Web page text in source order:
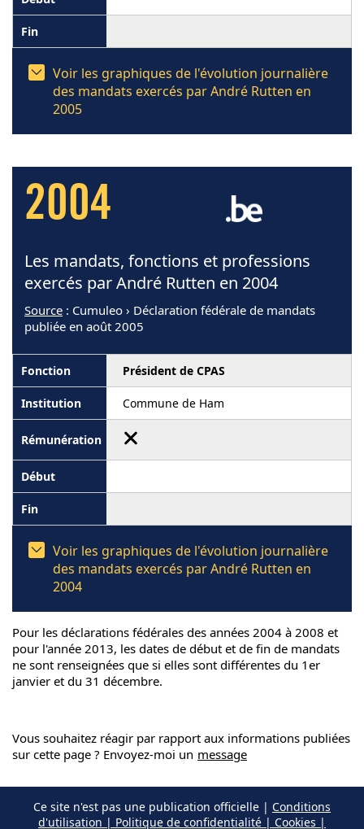
Voir les graphiques de l'évolution journalière
des mandats exercés par André Rutten en
2005
2004
Les mandats, fonctions et professions
exercés par André Rutten en 2004
Source : Cumuleo › Déclaration fédérale de mandats
publiée en août 2005
Président de CPAS
Commune de Ham
Voir les graphiques de l'évolution journalière
des mandats exercés par André Rutten en
2004
Pour les déclarations fédérales des années 2004 à 2008 et
pour l'année 2013, les dates de début et de fin de mandats
ne sont renseignées que si elles sont différentes du 1er
janvier et du 31 décembre.
Vous souhaitez réagir par rapport aux informations publiées
sur cette page ? Envoyez-moi un message
Ce site n'est pas une publication officielle | Conditions
d'utilisation | Politique de confidentialité | Cookies |